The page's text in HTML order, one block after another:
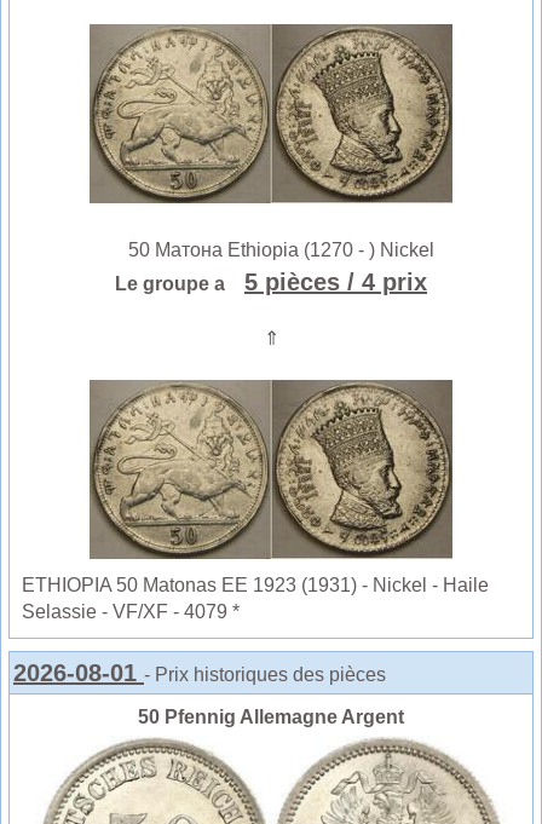
50 Матона Ethiopia (1270 - ) Nickel
Le groupe a
5 pièces / 4 prix
⇑
ETHIOPIA 50 Matonas EE 1923 (1931) - Nickel - Haile
Selassie - VF/XF - 4079 *
2026-08-01 - Prix historiques des pièces
50 Pfennig Allemagne Argent